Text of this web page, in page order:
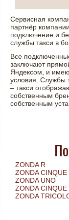
Сервисная
партнёр
подключение и
службы такси в
Все
заключают
Яндексом, и
условия. Службы
– такси
собственным
собственным
ZONDA R
ZONDA
ZONDA UNO
ZONDA CINQUE
ZONDA